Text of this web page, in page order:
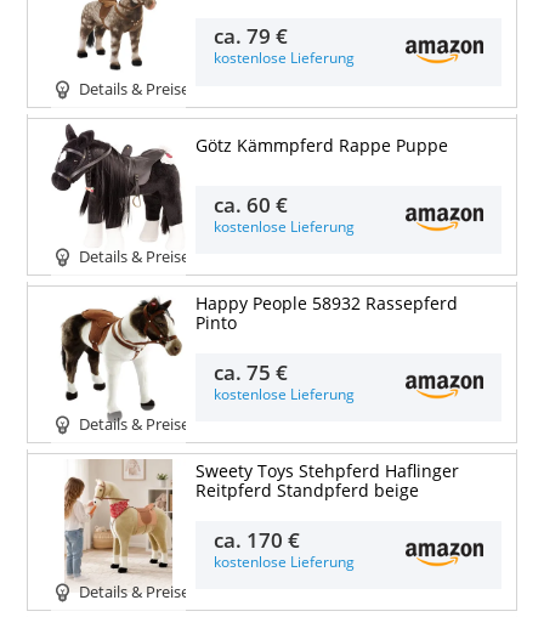
Details & Preise
ca.79 €
kostenlose Lieferung
Details & Preise
Götz Kämmpferd Rappe Puppe
ca.60 €
kostenlose Lieferung
Details & Preise
Happy People 58932 Rassepferd
Pinto
ca.75 €
kostenlose Lieferung
Details & Preise
Sweety Toys Stehpferd Haflinger
Reitpferd Standpferd beige
ca. 170 €
kostenlose Lieferung